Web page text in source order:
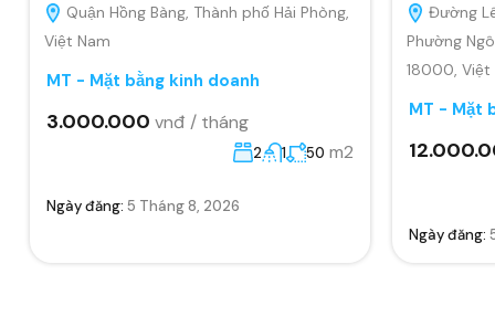
Quận Hồng Bàng, Thành phố Hải Phòng,
Việt Nam
MT - Mặt bằng kinh doanh
3.000.000 vnđ / tháng
2 1 50 m2
Ngày đăng: 5 Tháng 8, 2026
Đường
Phường
18000, Việt
MT - Mặt
Ngày đăng: